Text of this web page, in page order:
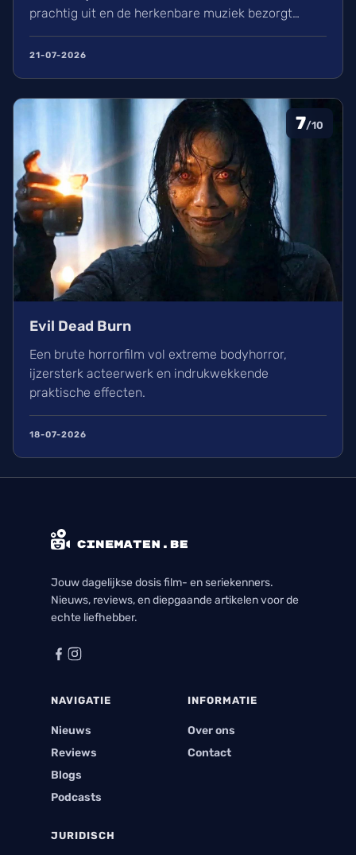
prachtig uit en de herkenbare muziek bezorgt
avontuur voor een heerlijke ervaring in de
21-07-2026
7/10
Evil Dead Burn
Een brute horrorfilm vol extreme bodyhorror,
ijzersterk acteerwerk en indrukwekkende
praktische effecten.
18-07-2026
Jouw dagelijkse dosis film- en seriekenners.
Nieuws, reviews, en diepgaande artikelen voor de
echte liefhebber.
NAVIGATIE
Nieuws
Reviews
Blogs
Podcasts
INFORMATIE
Over ons
Contact
JURIDISCH